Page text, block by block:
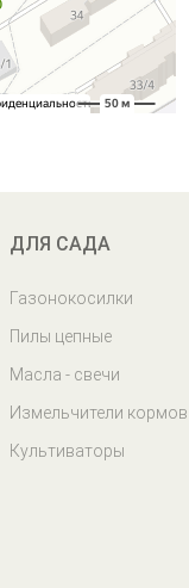
ДЛЯ САДА
Газонокосилки
Пилы цепные
Масла - свечи
Измельчители кормов
Культиваторы